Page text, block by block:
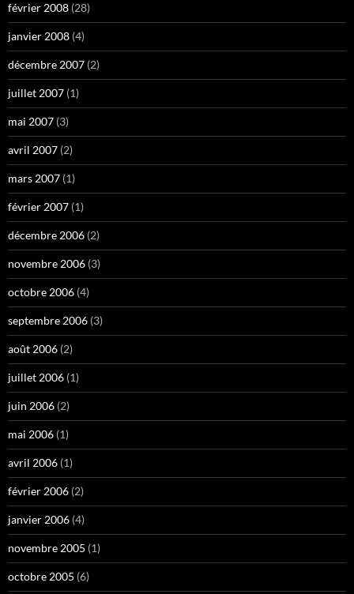
février 2008 (28)
janvier 2008 (4)
décembre 2007 (2)
juillet 2007 (1)
mai 2007 (3)
avril 2007 (2)
mars 2007 (1)
février 2007 (1)
décembre 2006 (2)
novembre 2006 (3)
octobre 2006 (4)
septembre 2006 (3)
août 2006 (2)
juillet 2006 (1)
juin 2006 (2)
mai 2006 (1)
avril 2006 (1)
février 2006 (2)
janvier 2006 (4)
novembre 2005 (1)
octobre 2005 (6)